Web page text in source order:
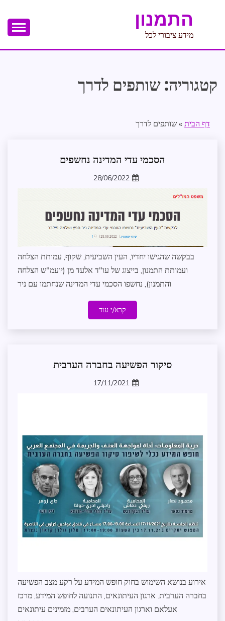
התמנון
מידע ציבורי לכל
קטגוריה:שותפים לדרך
דף הבית » שותפים לדרך
בקשה
דלתות
חדשות
מדיניות
ממשל
משפט
עדכונים
על
העמותה
הסכמי עדי המדינה נחשפים
28/06/2022
בבקשה שהגישו יחדיו, העין השביעית, שקוף, עמותת הצלחה
ועמותת התמנון, בייצוג של עו"ד אלעד מן (יועמ"ש הצלחה
והתמנון), נחשפו הסכמי עדי המדינה שנחתמו עם ניר
קרא/י עוד
אירועים
וביטחון
חופש
מידע
מדיניות
וקשרי
ממשל
קבינט
התמנון
שותפים
לדרך
סיקור הפשיעה בחברה הערבית
17/11/2021
אירוע בנושא השימוש בחוק חופש המידע על רקע מצב הפשיעה
בחברה הערבית. ארגון העיתונאים, התנועה לחופש המידע, מרכז
אעלאם וארגון העיתונאים הערבים, מזמינים עיתונאים